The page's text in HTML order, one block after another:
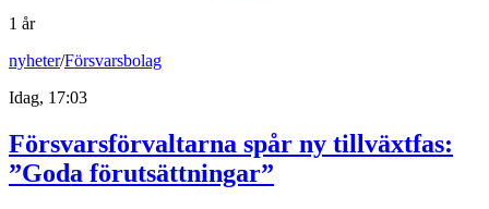
1 år
nyheter/Försvarsbolag
Idag, 17:03
Försvarsförvaltarna spår ny tillväxtfas:
”Goda förutsättningar”